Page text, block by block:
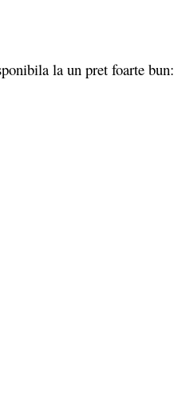
la un pret foarte bun: